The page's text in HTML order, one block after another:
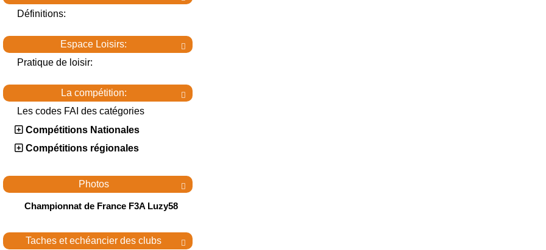
Définitions:

Espace Loisirs:
Pratique de loisir:

La compétition:
Les codes FAI des catégories
Compétitions Nationales
Compétitions régionales

Photos
Championnat de France F3A Luzy58

Taches et echéancier des clubs